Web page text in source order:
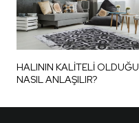
HALININ KALİTELİ OLDUĞU
NASIL ANLAŞILIR?